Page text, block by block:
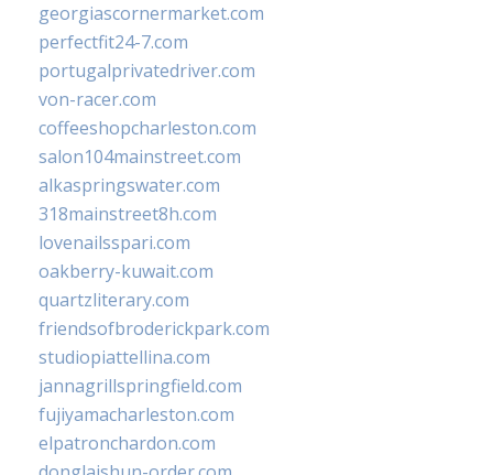
georgiascornermarket.com
perfectfit24-7.com
portugalprivatedriver.com
von-racer.com
coffeeshopcharleston.com
salon104mainstreet.com
alkaspringswater.com
318mainstreet8h.com
lovenailsspari.com
oakberry-kuwait.com
quartzliterary.com
friendsofbroderickpark.com
studiopiattellina.com
jannagrillspringfield.com
fujiyamacharleston.com
elpatronchardon.com